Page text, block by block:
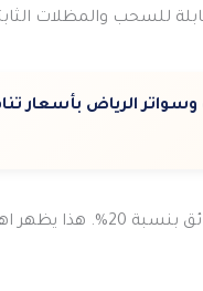
للسحب والمظلات
الرياض بأسعار
في السنوات الثلاث الماضية، زاد